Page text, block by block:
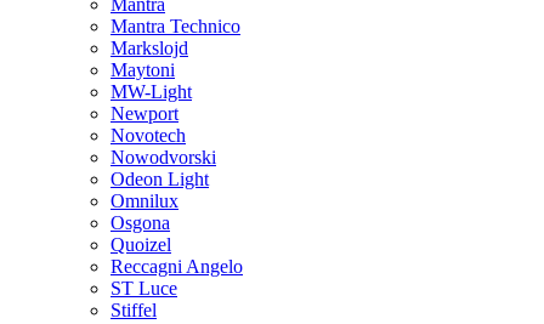
Mantra
Mantra Technico
Markslojd
Maytoni
MW-Light
Newport
Novotech
Nowodvorski
Odeon Light
Omnilux
Osgona
Quoizel
Reccagni Angelo
ST Luce
Stiffel